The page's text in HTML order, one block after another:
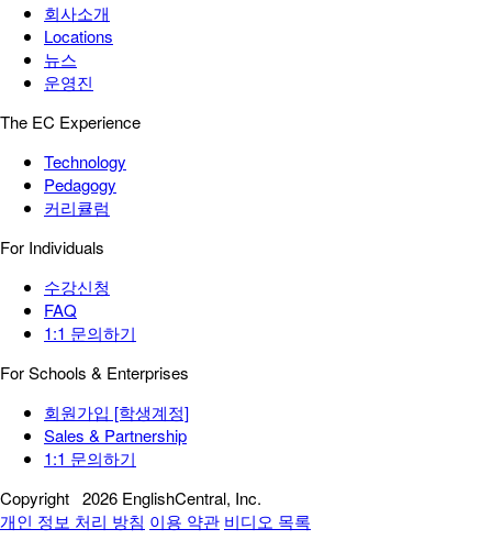
회사소개
Locations
뉴스
운영진
The EC Experience
Technology
Pedagogy
커리큘럼
For Individuals
수강신청
FAQ
1:1 문의하기
For Schools & Enterprises
회원가입 [학생계정]
Sales & Partnership
1:1 문의하기
Copyright 2026 EnglishCentral, Inc.
개인 정보 처리 방침 이용 약관 비디오 목록